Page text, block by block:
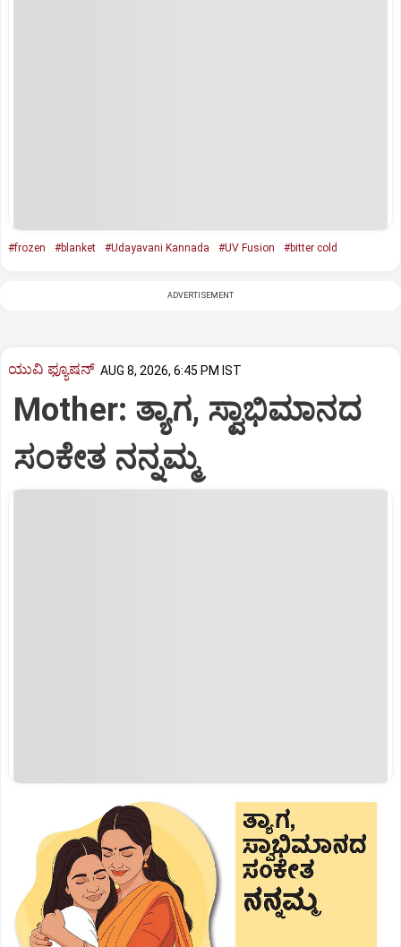
#frozen #blanket #Udayavani Kannada #UV Fusion #bitter cold
ADVERTISEMENT
ಯುವಿ ಫ್ಯೂಷನ್ AUG 8, 2026, 6:45 PM IST
Mother: ತ್ಯಾಗ, ಸ್ವಾಭಿಮಾನದ
ಸಂಕೇತ ನನ್ನಮ್ಮ